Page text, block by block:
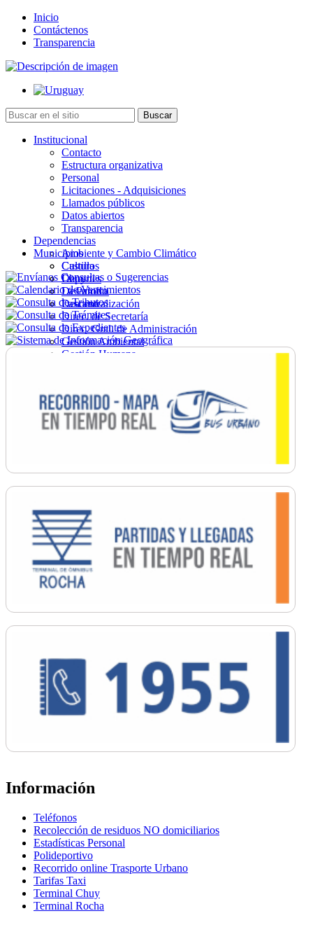
Inicio
Contáctenos
Transparencia
Institucional
Contacto
Estructura organizativa
Personal
Licitaciones - Adquisiciones
Llamados públicos
Datos abiertos
Transparencia
Dependencias
Ambiente y Cambio Climático
Cultura
Deportes
Desarrollo
Descentralización
Direc. de Secretaría
Direc. Gral. de Administración
Gestión Ambiental
Gestión Humana
Ordenamiento
Promoción Social
Salud
Secretaría General
Municipios
Castillos
Chuy
La Paloma
Lascano
Información
Teléfonos
Recolección de residuos NO domiciliarios
Estadísticas Personal
Polideportivo
Recorrido online Trasporte Urbano
Tarifas Taxi
Terminal Chuy
Terminal Rocha